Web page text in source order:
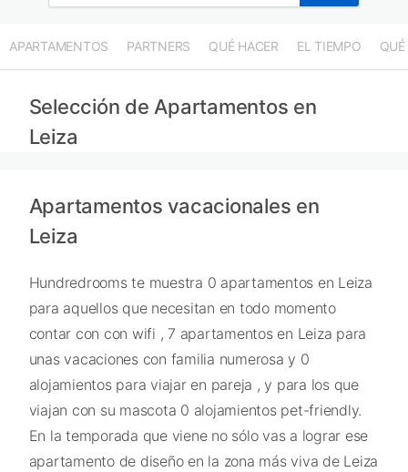
APARTAMENTOS PARTNERS QUÉ HACER EL TIEMPO QUÉ
Selección de Apartamentos en
Leiza
Apartamentos vacacionales en
Leiza
Hundredrooms te muestra 0 apartamentos en Leiza
para aquellos que necesitan en todo momento
contar con con wifi , 7 apartamentos en Leiza para
unas vacaciones con familia numerosa y 0
alojamientos para viajar en pareja , y para los que
viajan con su mascota 0 alojamientos pet-friendly.
En la temporada que viene no sólo vas a lograr ese
apartamento de diseño en la zona más viva de Leiza